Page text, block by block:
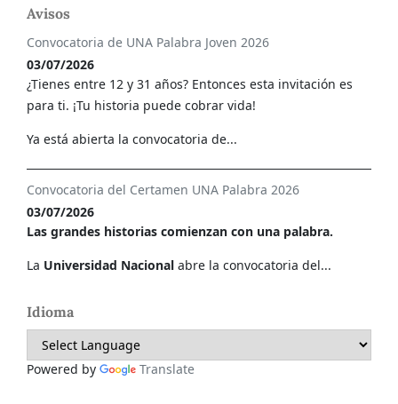
Avisos
Convocatoria de UNA Palabra Joven 2026
03/07/2026
¿Tienes entre 12 y 31 años? Entonces esta invitación es
para ti. ¡Tu historia puede cobrar vida!
Ya está abierta la convocatoria de...
Convocatoria del Certamen UNA Palabra 2026
03/07/2026
Las grandes historias comienzan con una palabra.
La Universidad Nacional abre la convocatoria del...
Idioma
Powered by Translate